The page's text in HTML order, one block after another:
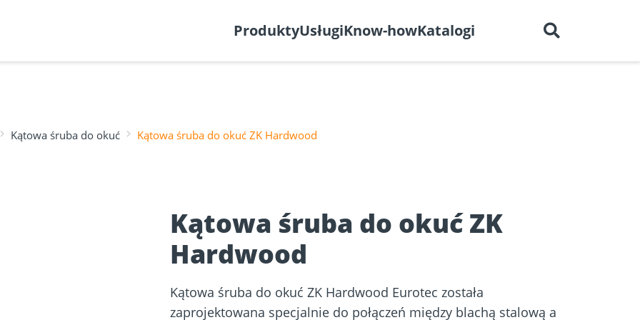
Utwórz zgłoszenie O nas Kariera Kontakt Polski
ProduktyUsługiKnow-howKatalogi
Kątowa śruba do okuć Kątowa śruba do okuć ZK Hardwood
Kątowa śruba do okuć ZK
Hardwood
Kątowa śruba do okuć ZK Hardwood Eurotec została
zaprojektowana specjalnie do połączeń między blachą stalową a